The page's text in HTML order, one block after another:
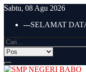
Sabtu, 08 Agu 2026
---SELAMAT